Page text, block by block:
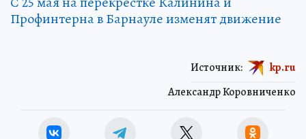
Профинтерна в Барнауле изменят движение
Александр Коровниченко
Источник: kp.ru